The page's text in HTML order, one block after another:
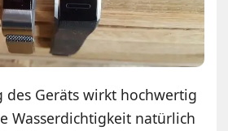
des Geräts wirkt hochwertig
Wasserdichtigkeit natürlich